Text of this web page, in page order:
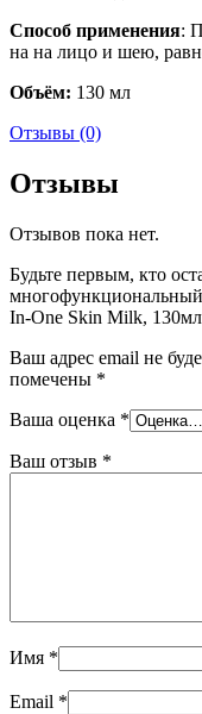
Способ применения:
на на лицо и шею,
Объём: 130 мл
Отзывы (0)
Отзывы
Отзывов пока нет.
Будьте первым, кто
In-One Skin Milk,
Ваш адрес email не
помечены *
Ваша оценка *
Ваш отзыв *
Имя *
Email *